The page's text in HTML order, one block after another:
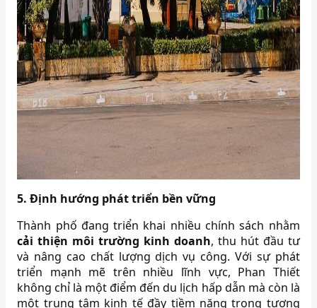
5. Định hướng phát triển bền vững
Thành phố đang triển khai nhiều chính sách nhằm
cải thiện môi trường kinh doanh, thu hút đầu tư
và nâng cao chất lượng dịch vụ công. Với sự phát
triển mạnh mẽ trên nhiều lĩnh vực, Phan Thiết
không chỉ là một điểm đến du lịch hấp dẫn mà còn là
một trung tâm kinh tế đầy tiềm năng trong tương